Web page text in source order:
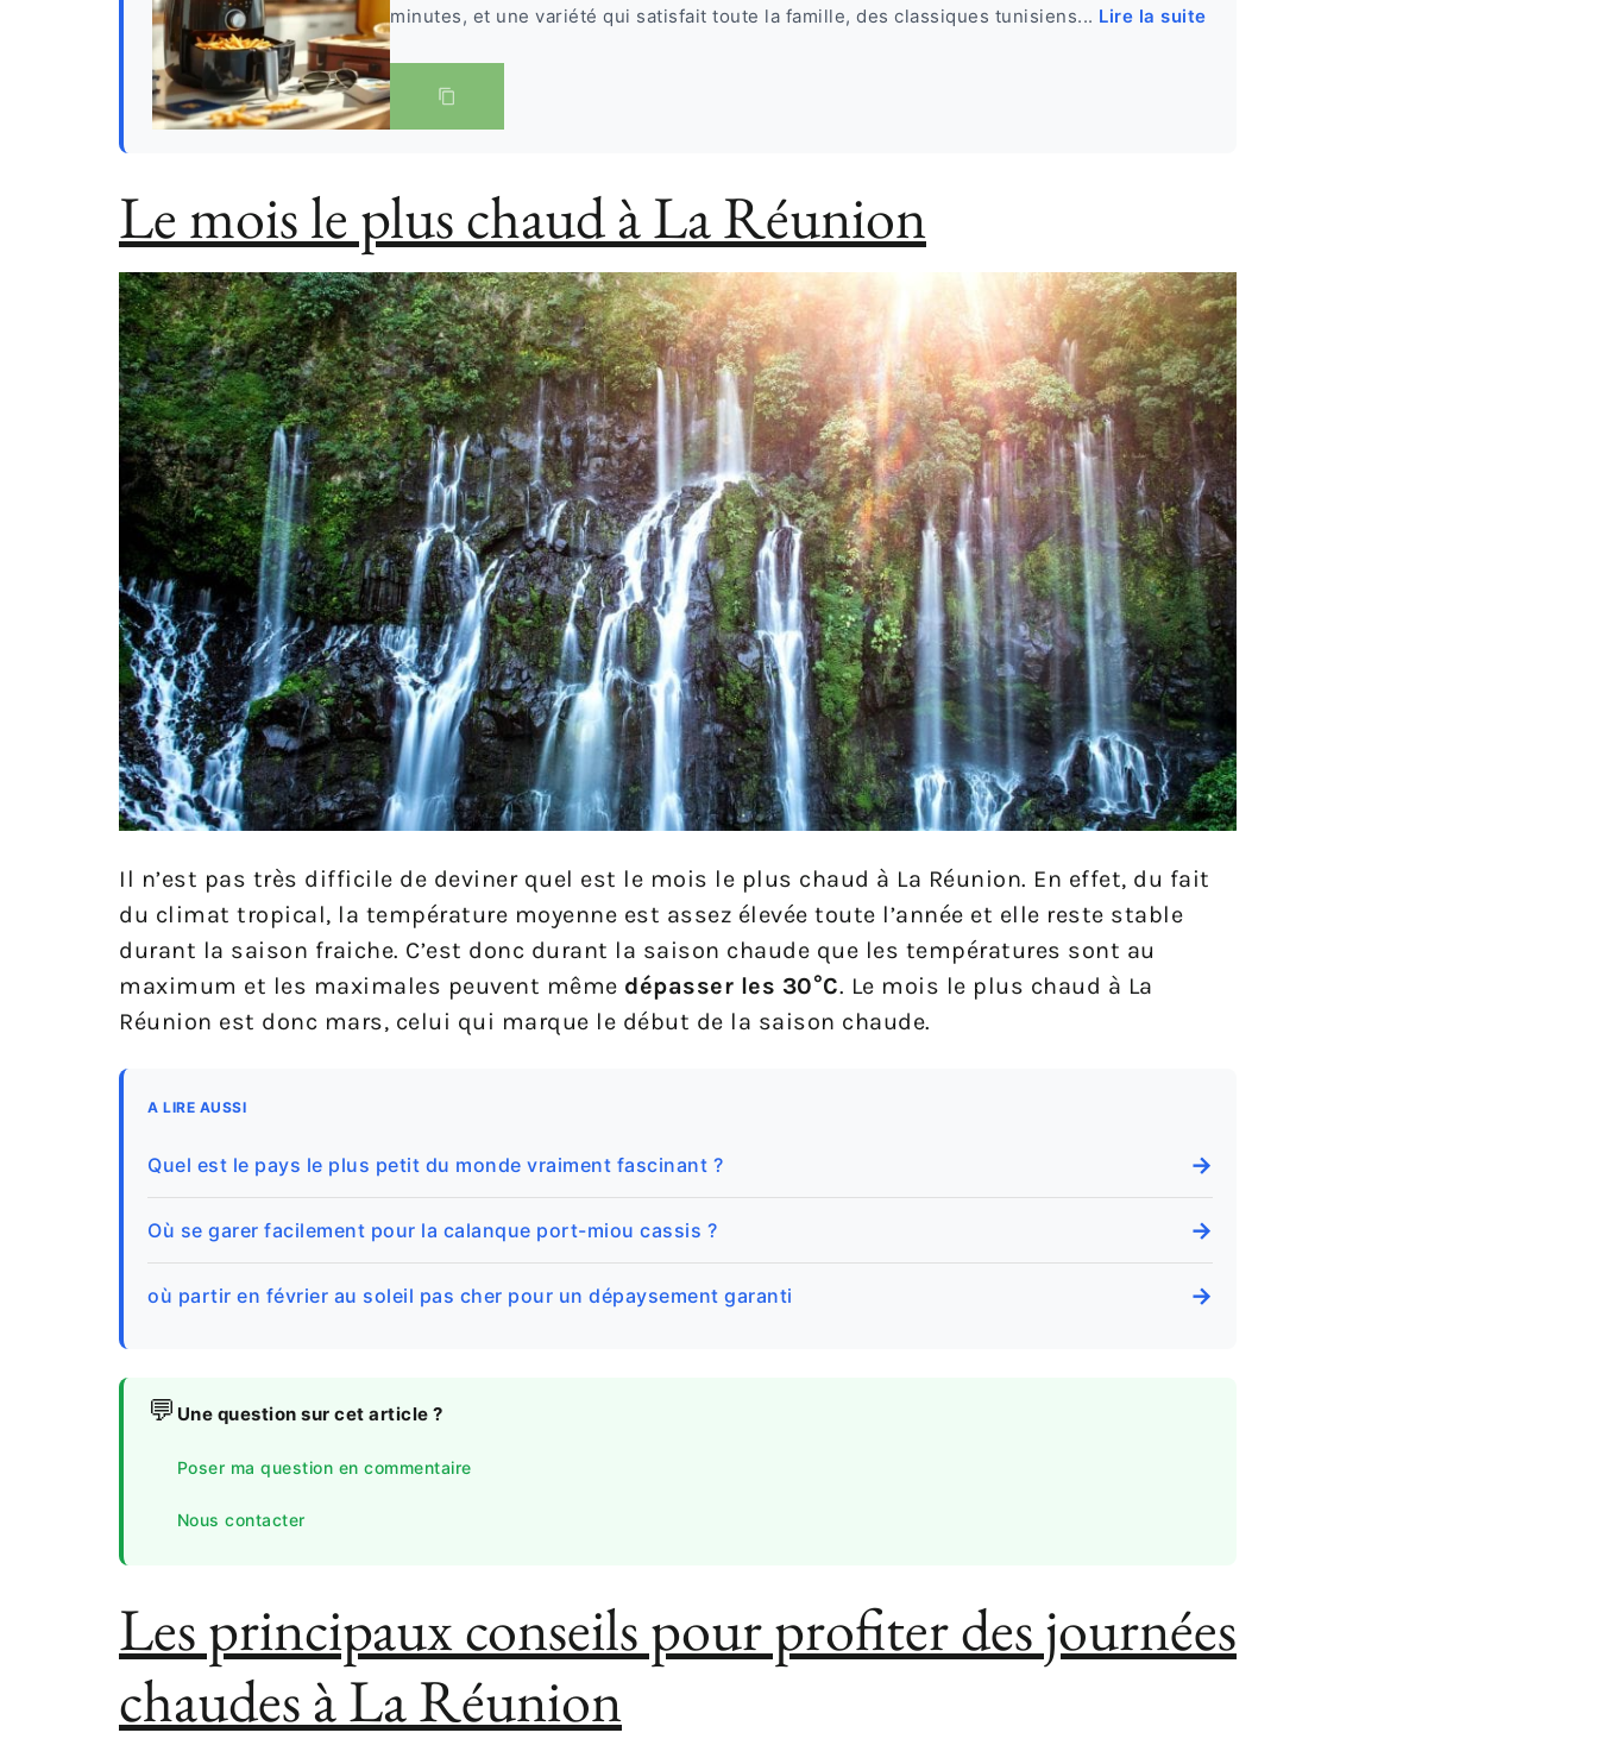
minutes, et une variété qui satisfait toute la famille, des classiques tunisiens... Lire la suite
Le mois le plus chaud à La Réunion
Il n’est pas très difficile de deviner quel est le mois le plus chaud à La Réunion. En effet, du fait
du climat tropical, la température moyenne est assez élevée toute l’année et elle reste stable
durant la saison fraiche. C’est donc durant la saison chaude que les températures sont au
maximum et les maximales peuvent même dépasser les 30°C. Le mois le plus chaud à La
Réunion est donc mars, celui qui marque le début de la saison chaude.
A LIRE AUSSI
Quel est le pays le plus petit du monde vraiment fascinant ? →
Où se garer facilement pour la calanque port-miou cassis ? →
où partir en février au soleil pas cher pour un dépaysement garanti →
💬 Une question sur cet article ?
Poser ma question en commentaire
Nous contacter
Les principaux conseils pour profiter des journées
chaudes à La Réunion